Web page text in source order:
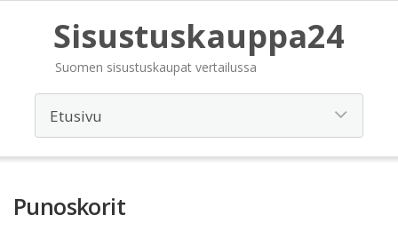
Sisustuskauppa24
Suomen sisustuskaupat vertailussa
Punoskorit